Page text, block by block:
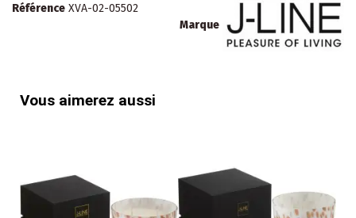
Marque
Référence XVA-02-05502
Vous aimerez aussi